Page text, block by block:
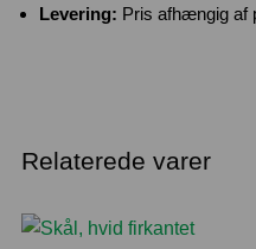
Levering: Pris afhængig af
Relaterede varer